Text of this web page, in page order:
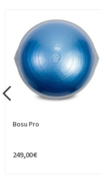
Bosu Pro
249,00 €